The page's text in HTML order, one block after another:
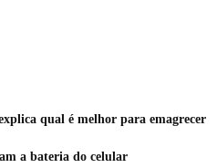
qual é melhor para emagrecer
a bateria do celular